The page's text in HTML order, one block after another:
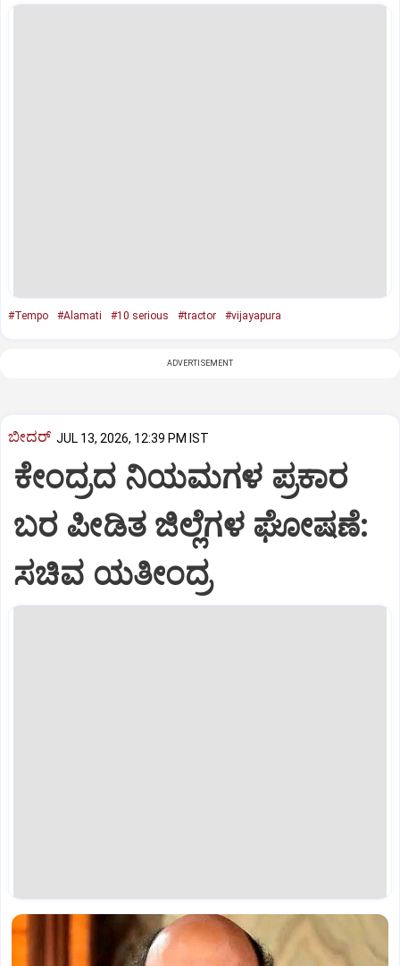
#Tempo #Alamati #10 serious #tractor #vijayapura
ADVERTISEMENT
ಬೀದರ್ JUL 13, 2026, 12:39 PM IST
ಕೇಂದ್ರದ ನಿಯಮಗಳ ಪ್ರಕಾರ
ಬರ ಪೀಡಿತ ಜಿಲ್ಲೆಗಳ ಘೋಷಣೆ:
ಸಚಿವ ಯತೀಂದ್ರ